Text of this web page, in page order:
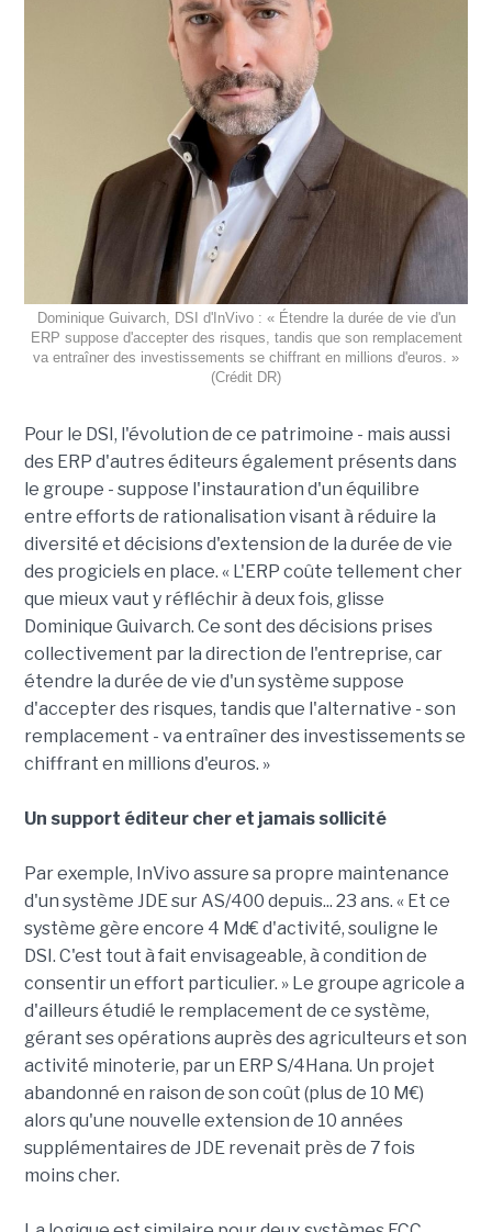
Dominique Guivarch, DSI d'InVivo : « Étendre la durée de vie d'un
ERP suppose d'accepter des risques, tandis que son remplacement
va entraîner des investissements se chiffrant en millions d'euros. »
(Crédit DR)
Pour le DSI, l'évolution de ce patrimoine - mais aussi
des ERP d'autres éditeurs également présents dans
le groupe - suppose l'instauration d'un équilibre
entre efforts de rationalisation visant à réduire la
diversité et décisions d'extension de la durée de vie
des progiciels en place. « L'ERP coûte tellement cher
que mieux vaut y réfléchir à deux fois, glisse
Dominique Guivarch. Ce sont des décisions prises
collectivement par la direction de l'entreprise, car
étendre la durée de vie d'un système suppose
d'accepter des risques, tandis que l'alternative - son
remplacement - va entraîner des investissements se
chiffrant en millions d'euros. »
Un support éditeur cher et jamais sollicité
Par exemple, InVivo assure sa propre maintenance
d'un système JDE sur AS/400 depuis... 23 ans. « Et ce
système gère encore 4 Md€ d'activité, souligne le
DSI. C'est tout à fait envisageable, à condition de
consentir un effort particulier. » Le groupe agricole a
d'ailleurs étudié le remplacement de ce système,
gérant ses opérations auprès des agriculteurs et son
activité minoterie, par un ERP S/4Hana. Un projet
abandonné en raison de son coût (plus de 10 M€)
alors qu'une nouvelle extension de 10 années
supplémentaires de JDE revenait près de 7 fois
moins cher.